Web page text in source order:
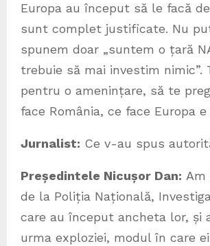
Europa au început să le facă
sunt complet justificate. Nu
spunem doar „suntem o țară
trebuie să mai investim nimic”.
pentru o amenințare, să te
face România, ce face Europa
Jurnalist: Ce v-au spus
Președintele Nicușor Dan: Am
de la Poliția Națională,
care au început ancheta lor, și
urma exploziei, modul în care